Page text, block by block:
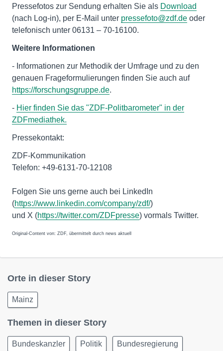
Pressefotos zur Sendung erhalten Sie als Download
(nach Log-in), per E-Mail unter pressefoto@zdf.de oder
telefonisch unter 06131 – 70-16100.
Weitere Informationen
- Informationen zur Methodik der Umfrage und zu den
genauen Frageformulierungen finden Sie auch auf
https://forschungsgruppe.de.
- Hier finden Sie das "ZDF-Politbarometer" in der
ZDFmediathek.
Pressekontakt:
ZDF-Kommunikation
Telefon: +49-6131-70-12108
Folgen Sie uns gerne auch bei LinkedIn
(https://www.linkedin.com/company/zdf/)
und X (https://twitter.com/ZDFpresse) vormals Twitter.
Original-Content von: ZDF, übermittelt durch news aktuell
Orte in dieser Story
Mainz
Themen in dieser Story
Bundeskanzler Politik Bundesregierung